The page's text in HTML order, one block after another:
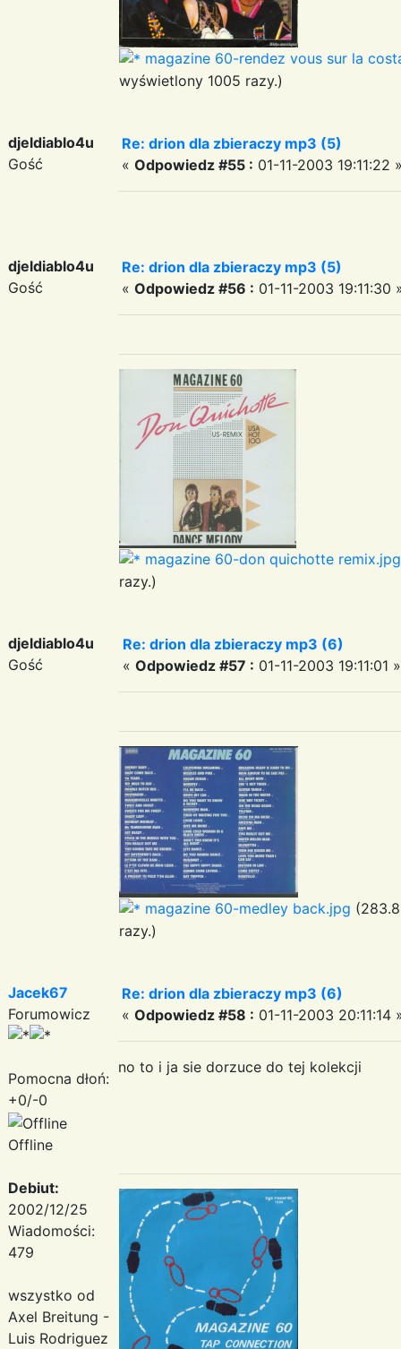
magazine 60-rendez vous sur la
wyświetlony 1005 razy.)
djeldiablo4u
Gość
Re: drion dla zbieraczy mp3 (5)
« Odpowiedz #55 : 01-11-2003 19:11:22
djeldiablo4u
Gość
Re: drion dla zbieraczy mp3 (5)
« Odpowiedz #56 : 01-11-2003 19:11:30
magazine 60-don quichotte remix.jpg
razy.)
djeldiablo4u
Gość
Re: drion dla zbieraczy mp3 (6)
« Odpowiedz #57 : 01-11-2003 19:11:01 »
magazine 60-medley back.jpg
razy.)
Jacek67
Forumowicz
Pomocna dłoń:
+0/-0
Offline
Debiut:
2002/12/25
Wiadomości:
479
wszystko od
Axel Breitung -
Luis Rodriguez
Re: drion dla zbieraczy mp3 (6)
« Odpowiedz #58 : 01-11-2003 20:11:14
no to i ja sie dorzuce do tej kolekcji